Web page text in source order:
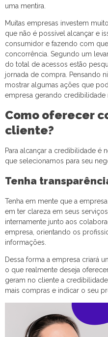
uma mentira.
Muitas empresas investem
que não é possível alcançar e
consumidor e fazendo com
concorrência. Segundo um
do total de acessos estão
jornada de compra.
Pensando
mostrar algumas ações que
empresa gerando credibilidade
Como oferecer
cliente?
Para alcançar a credibilidade é
que selecionamos para seu
Tenha
Tenha em mente que a
em ter clareza em seus
internamente junto aos
empresa, orientando os
informações.
Dessa forma a empresa criará
o que realmente deseja
geram no cliente a
mais compras e indicar o seu